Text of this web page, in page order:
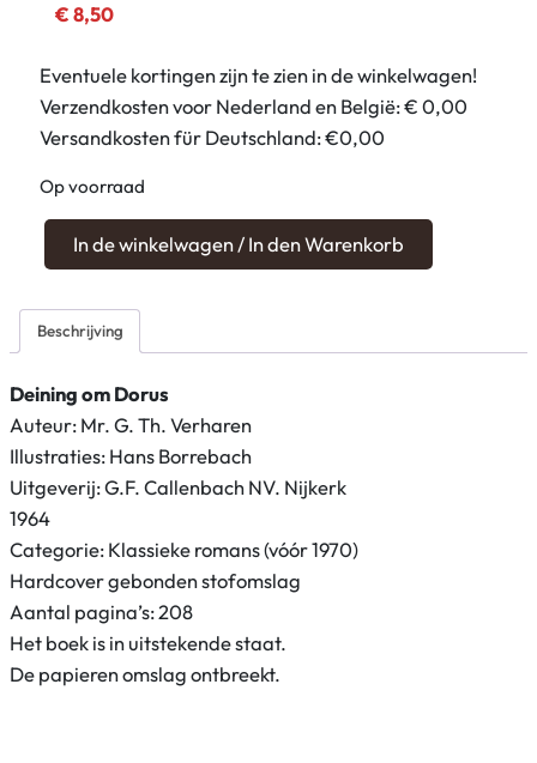
€8,50
Eventuele kortingen zijn te zien in de winkelwagen!
Verzendkosten voor Nederland en België: € 0,00
Versandkosten für Deutschland: €0,00
Op voorraad
e
n
n
g
o
m
D
o
r
u
s
(
In de winkelwagen / In den Warenkorb
Beschrijving
Deining om Dorus
Auteur: Mr. G. Th. Verharen
Illustraties: Hans Borrebach
Uitgeverij: G.F. Callenbach NV. Nijkerk
1964
Categorie: Klassieke romans (vóór 1970)
Hardcover gebonden stofomslag
Aantal pagina’s: 208
Het boek is in uitstekende staat.
De papieren omslag ontbreekt.